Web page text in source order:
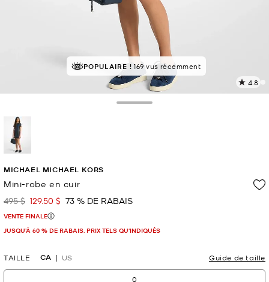
À SUCCÈS!Classé 5 étoiles par 92 % des clients
POPULAIRE ! 169 vus récemment
4.8
MICHAEL MICHAEL KORS
Mini-robe en cuir
était
495 $ maintenant
129.50 $ 73 % DE RABAIS
VENTE FINALE
JUSQU’À 60 % DE RABAIS. PRIX TELS QU'INDIQUÉS
TAILLE CA US Guide de taille
0